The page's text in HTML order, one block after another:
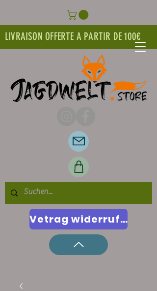
LIVRAISON OFFERTE A PARTIR DE 100€
Vetrag widerrufen